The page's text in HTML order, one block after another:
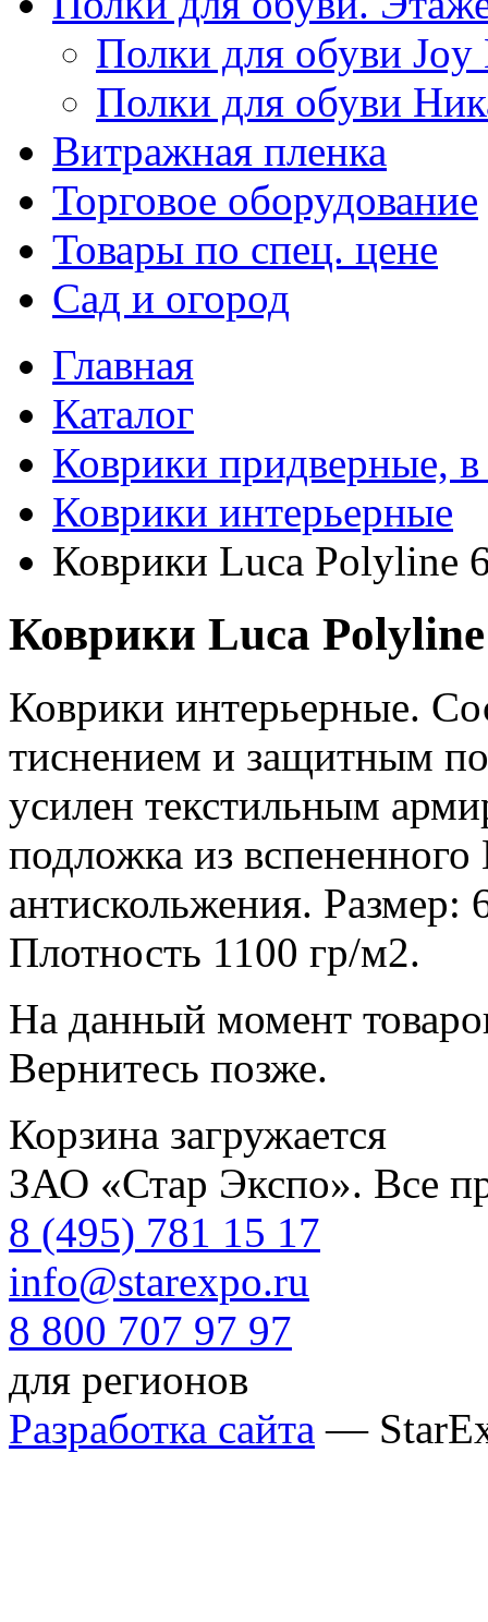
Полки для обуви Joy
Полки для обуви
Витражная пленка
Торговое оборудование
Товары по спец. цене
Сад и огород
Главная
Каталог
Коврики придверные,
Коврики интерьерные
Коврики Luca Polyline
Коврики Luca
Коврики интерьерные.
тиснением и защитным
усилен текстильным
подложка из
антискольжения.
Плотность 1100 гр/м2.
На данный момент
Вернитесь позже.
Корзина загружается
ЗАО «Стар Экспо». Все
8 (495) 781 15 17
info@starexpo.ru
8 800 707 97 97
для регионов
Разработка сайта —